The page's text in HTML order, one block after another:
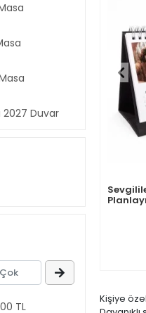
2027 Duvar
2027
2027
Sıvama
TL
Kişiye